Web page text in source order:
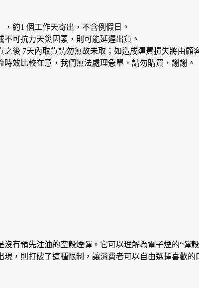
約1 個工作天寄出，不含例假日。
不可抗力天災因素，則可能延遲出貨。
之後 7天內取貨請勿無故未取；如造成運費損失將由顧
時效比較在意，我們無法處理急單，請勿購買，謝謝。
沒有預先注油的空殼煙彈。它可以理解為電子煙的“彈
現，則打破了這種限制，讓消費者可以自由選擇喜歡